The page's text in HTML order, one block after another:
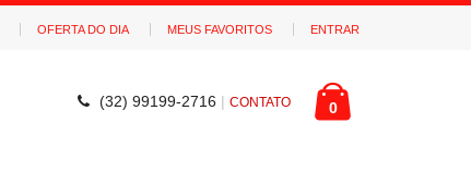
OFERTA DO DIA MEUS FAVORITOS ENTRAR
(32) 99199-2716 | CONTATO 0